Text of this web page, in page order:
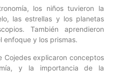
los niños tuvieron la
las estrellas y los planetas
También aprendieron
enfoque y los prismas.
Cojedes explicaron conceptos
y la importancia de la